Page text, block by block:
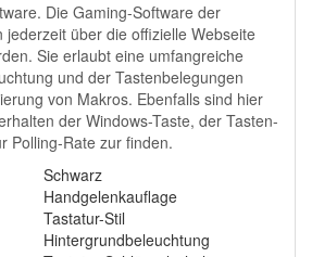
Die Gaming-Software der
jederzeit über die offizielle Webseite
Sie erlaubt eine umfangreiche
und der Tastenbelegungen
von Makros. Ebenfalls sind hier
der Windows-Taste, der Tasten-
Polling-Rate zur finden.
Schwarz
Handgelenkauflage
Tastatur-Stil
Hintergrundbeleuchtung